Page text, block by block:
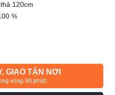
120cm
%
GIAO TẬN NƠI
vòng 90 phút)